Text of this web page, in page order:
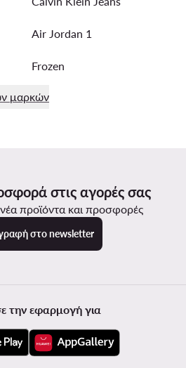
Air Jordan 1
Frozen
μαρκών
στις αγορές σας
προϊόντα και προσφορές
στο newsletter
την εφαρμογή για